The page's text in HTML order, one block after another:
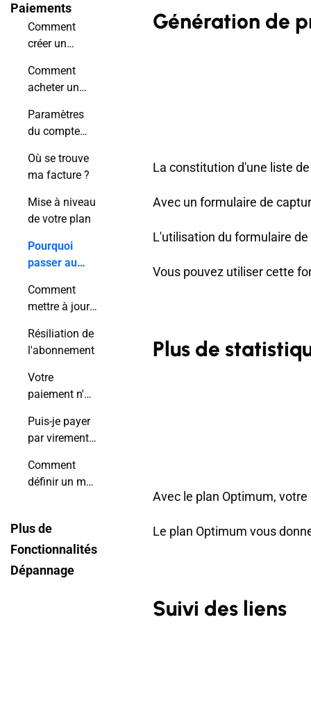
Paiements
Comment
créer un
gratuit ?
Comment
acheter un
?Paramètres
du compte
Où se trouve
ma facture ?
Mise à niveau
de votre plan
Pourquoi
passer au
Optimum ?
Comment
mettre à jour
de votre carte
de crédit ?
Résiliation de
l'abonnement
Votre
paiement n'a
traité
Puis-je payer
par virement
Comment
définir un mot
Google et
Facebook ?
Plus de
Fonctionnalités
Dépannage
Génération de
La constitution d'une liste
Avec un formulaire de
L'utilisation du formulaire
Vous pouvez utiliser cette
Plus de
Avec le plan Optimum,
Le plan Optimum vous
Suivi des liens